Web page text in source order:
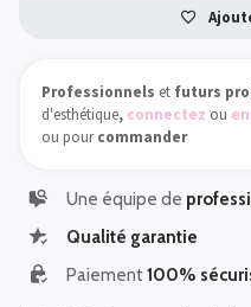
Professionnels et futurs
d'esthétique, connectez ou
ou pourcommander
Une équipe de
Qualité garantie
Paiement100%